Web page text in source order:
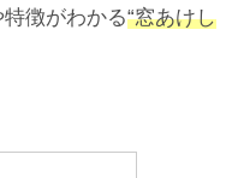
徴がわかる“窓あけし